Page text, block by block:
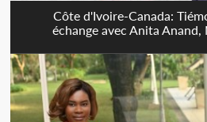
Côte d'Ivoire-Canada:
échange avec Anita